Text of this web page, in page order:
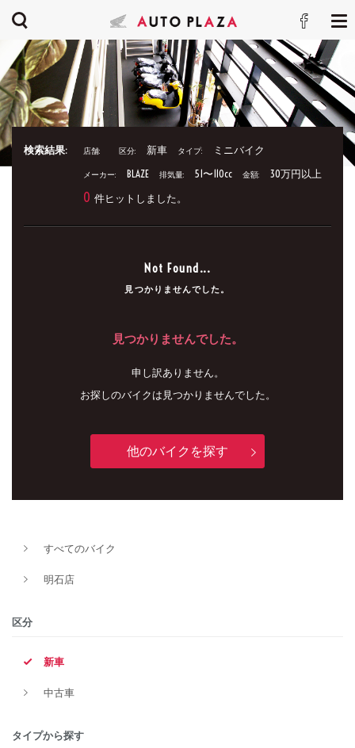
検索結果: 店舗: 区分: 新車 タイプ: ミニバイク
メーカー: BLAZE 排気量: 51〜110cc 金額: 30万円以上
0 件ヒットしました。
Not Found...
見つかりませんでした。
見つかりませんでした。
申し訳ありません。
お探しのバイクは見つかりませんでした。
他のバイクを探す
すべてのバイク
明石店
区分
新車
中古車
タイプから探す
新車
タイプ